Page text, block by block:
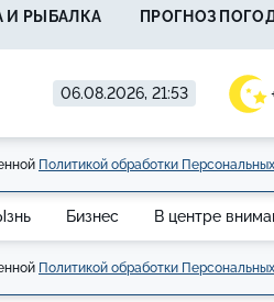
06.08.2026, 21:53
И РЫБАЛКА ПРОГНОЗ
Политикой обработки
Бизнес В центре
Политикой обработки